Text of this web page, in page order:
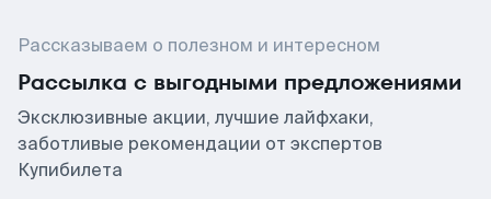
Рассказываем о полезном и интересном
Рассылка с выгодными предложениями
Эксклюзивные акции, лучшие лайфхаки,
заботливые рекомендации от экспертов
Купибилета